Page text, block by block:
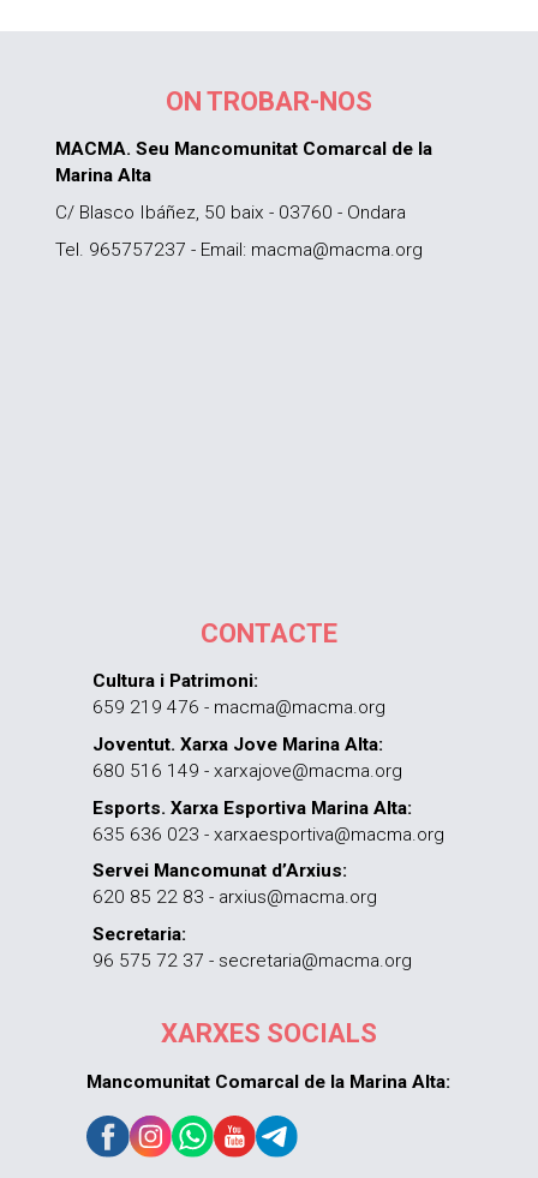
ON TROBAR-NOS
MACMA. Seu Mancomunitat Comarcal de la
Marina Alta
C/ Blasco Ibáñez, 50 baix - 03760 - Ondara
Tel. 965757237 - Email: macma@macma.org
CONTACTE
Cultura i Patrimoni:
659 219 476 - macma@macma.org
Joventut. Xarxa Jove Marina Alta:
680 516 149 - xarxajove@macma.org
Esports. Xarxa Esportiva Marina Alta:
635 636 023 - xarxaesportiva@macma.org
Servei Mancomunat d’Arxius:
620 85 22 83 - arxius@macma.org
Secretaria:
96 575 72 37 - secretaria@macma.org
XARXES SOCIALS
Mancomunitat Comarcal de la Marina Alta: